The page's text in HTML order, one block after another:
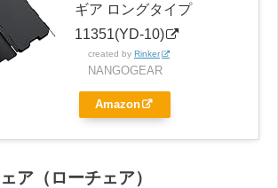
ギア ロングタイプ
11351(YD-10)
created by Rinker
NANGOGEAR
Amazon
ア（ローチェア）